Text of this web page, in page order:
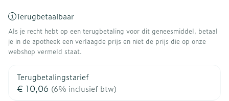
Terugbetaalbaar
Als je recht hebt op een terugbetaling voor dit geneesmiddel, betaal
je in de apotheek een verlaagde prijs en niet de prijs die op onze
webshop vermeld staat.
Terugbetalingstarief
€ 10,06 (6% inclusief btw)